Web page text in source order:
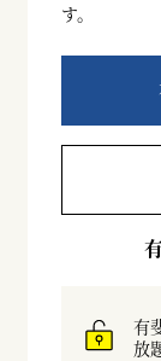
す。
有
放